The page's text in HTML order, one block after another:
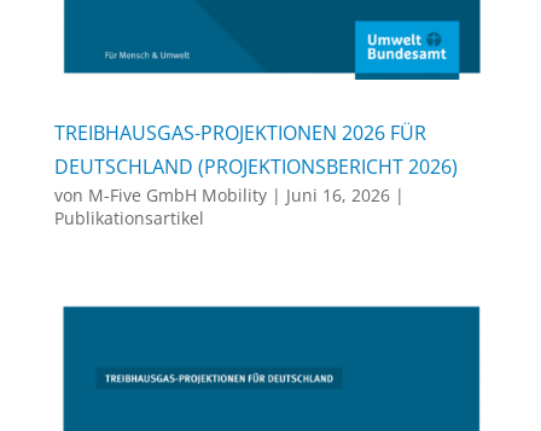
TREIBHAUSGAS-PROJEKTIONEN 2026 FÜR
DEUTSCHLAND (PROJEKTIONSBERICHT 2026)
von M-Five GmbH Mobility| Juni 16, 2026|
Publikationsartikel